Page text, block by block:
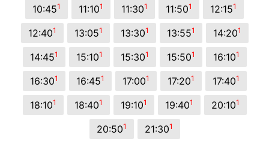
10:451 11:101 11:301 11:501 12:151
12:401 13:051 13:301 13:551 14:201
14:451 15:101 15:301 15:501 16:101
16:301 16:451 17:001 17:201 17:401
18:101 18:401 19:101 19:401 20:101
20:501 21:301